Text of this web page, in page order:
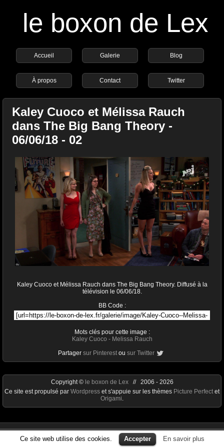
le boxon de Lex
Accueil Galerie Blog
À propos Contact Twitter
Kaley Cuoco et Mélissa Rauch
dans The Big Bang Theory -
06/06/18 - 02
Kaley Cuoco et Mélissa Rauch dans The Big Bang Theory. Diffusé à la
télévision le 06/06/18.
BB Code :
Mots clés pour cette image :
Kaley Cuoco - Melissa Rauch
Partager sur Pinterest ou sur Twitter
Ce site web utilise des cookies. Accepter En savoir plus
Copyright © le boxon de Lex// 2006 - 2026
Ce site est propulsé par Wordpress et s'appuie sur les thèmes Picture Perfect et
Origami